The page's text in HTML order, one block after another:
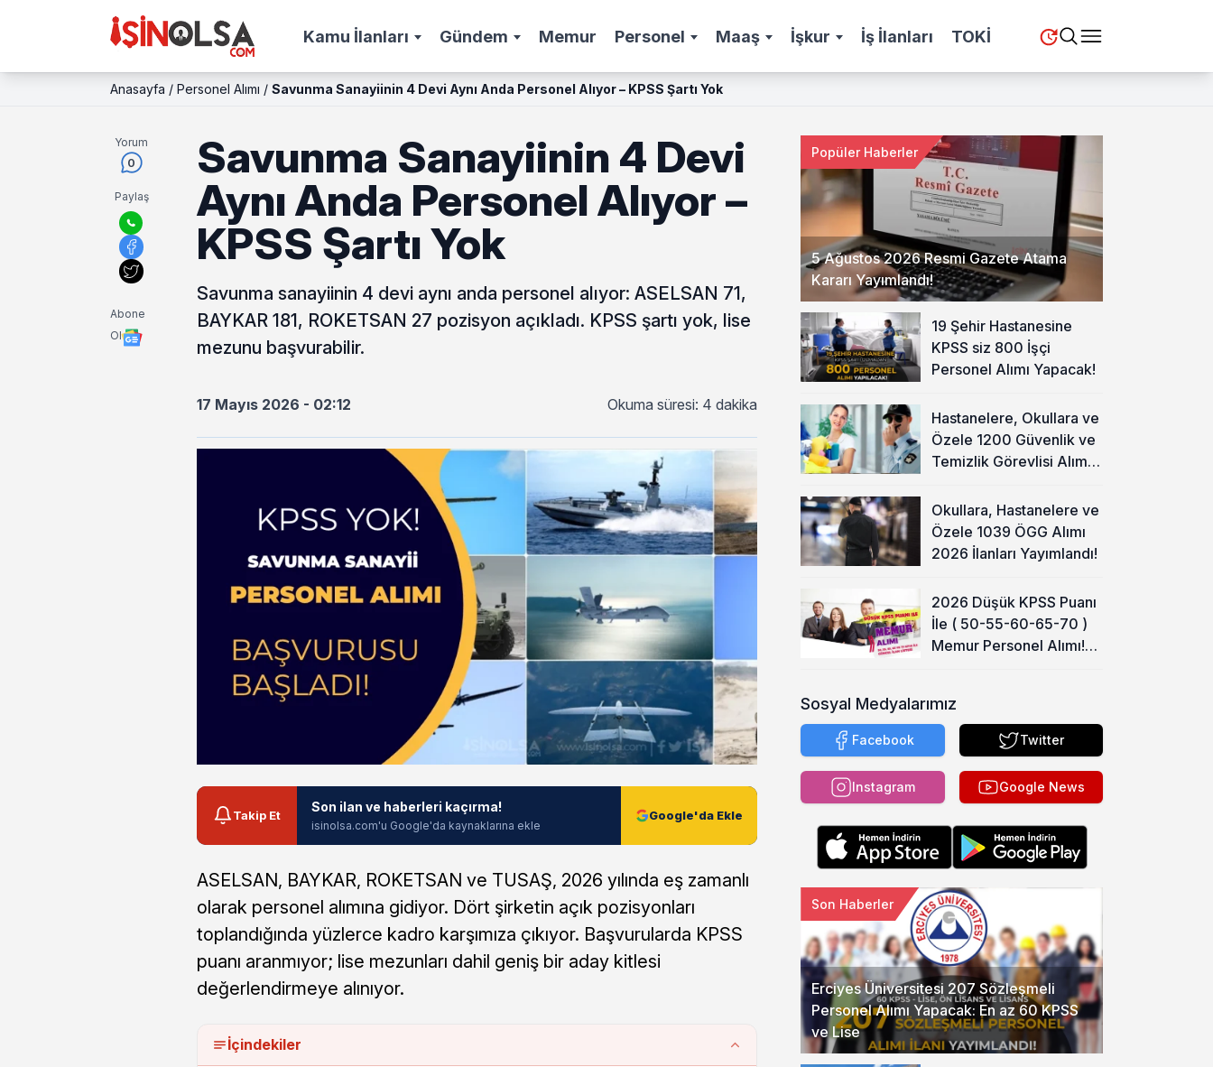
Kamu İlanları Gündem Memur Personel Maaş İşkur İş İlanları TOKİ
Anasayfa / Personel Alımı / Savunma Sanayiinin 4 Devi Aynı Anda Personel Alıyor – KPSS Şartı Yok
Yorum
0
Paylaş
Abone
Ol
Savunma Sanayiinin 4 Devi
Aynı Anda Personel Alıyor –
KPSS Şartı Yok
Savunma sanayiinin 4 devi aynı anda personel alıyor: ASELSAN 71,
BAYKAR 181, ROKETSAN 27 pozisyon açıkladı. KPSS şartı yok, lise
mezunu başvurabilir.
17 Mayıs 2026 - 02:12 Okuma süresi: 4 dakika
Takip Et
Son ilan ve haberleri kaçırma!
isinolsa.com'u Google'da kaynaklarına ekle
Google'da Ekle
ASELSAN, BAYKAR, ROKETSAN ve TUSAŞ, 2026 yılında eş zamanlı
olarak personel alımına gidiyor. Dört şirketin açık pozisyonları
toplandığında yüzlerce kadro karşımıza çıkıyor. Başvurularda KPSS
puanı aranmıyor; lise mezunları dahil geniş bir aday kitlesi
değerlendirmeye alınıyor.
İçindekiler
5 Ağustos 2026 Resmi Gazete Atama
Kararı Yayımlandı!
Popüler Haberler
19 Şehir Hastanesine
KPSS siz 800 İşçi
Personel Alımı Yapacak!
Hastanelere, Okullara ve
Özele 1200 Güvenlik ve
Temizlik Görevlisi Alımı
Okullara, Hastanelere ve
Özele 1039 ÖGG Alımı
2026 İlanları Yayımlandı!
2026 Düşük KPSS Puanı
İle ( 50-55-60-65-70 )
Memur Personel Alımı!
Sosyal Medyalarımız
Facebook Twitter
Instagram Google News
Erciyes Üniversitesi 207 Sözleşmeli
Personel Alımı Yapacak: En az 60 KPSS
ve Lise
Son Haberler